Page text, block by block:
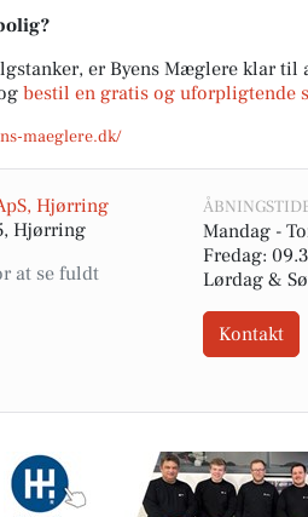
er Byens Mæglere klar
bestil en gratis og uforpligtende
maeglere.dk/
Hjørring
Hjørring
Mandag -
Fredag:
Lørdag &
Kontakt